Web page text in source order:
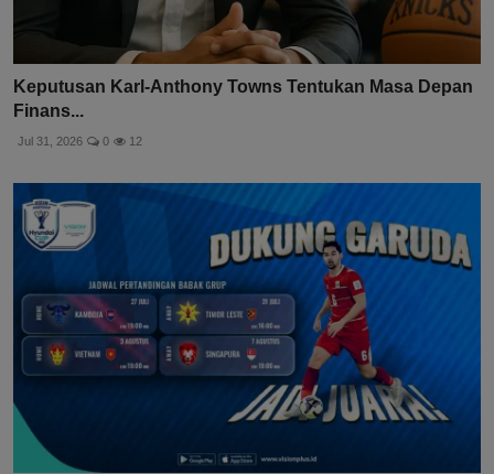
Keputusan Karl-Anthony Towns Tentukan Masa Depan
Finans...
Jul 31, 2026 0 12